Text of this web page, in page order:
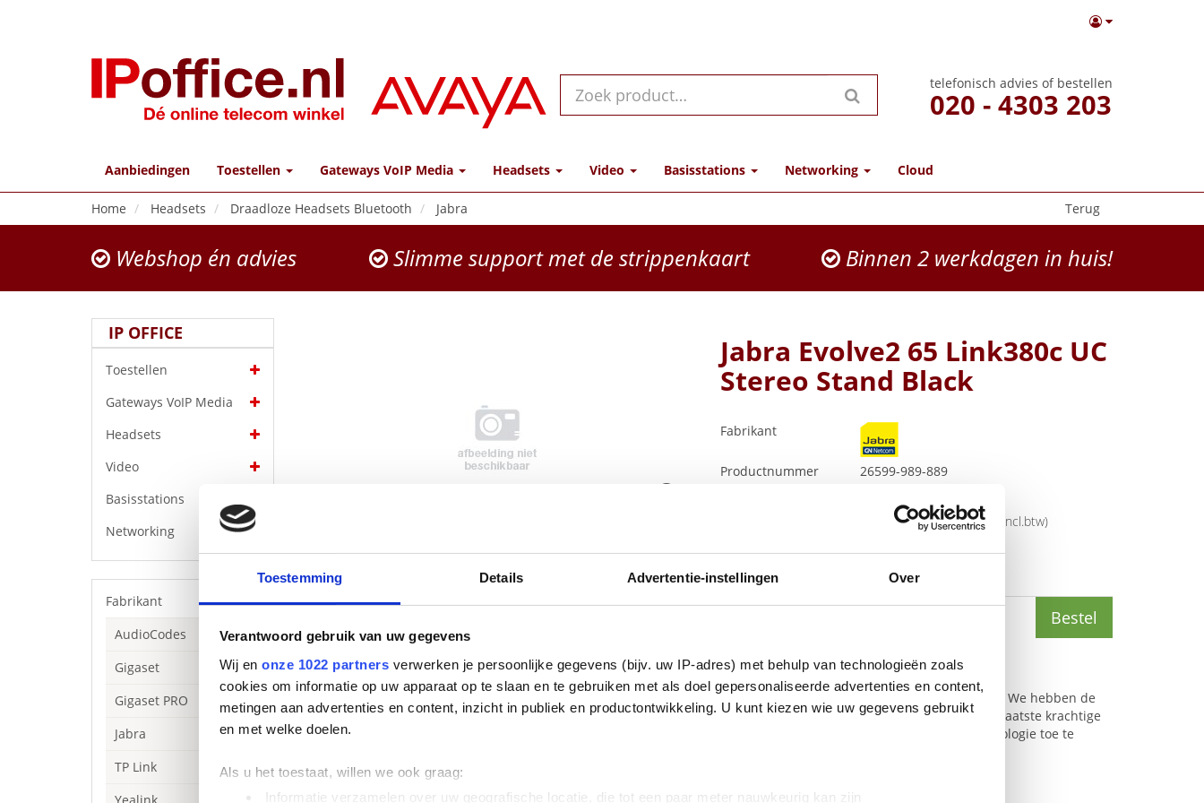
Toestemming Details Advertentie-instellingen Over
Verantwoord gebruik van uw gegevens
Wij en onze 1022 partners verwerken je persoonlijke gegevens (bijv. uw IP-adres) met behulp van technologieën zoals
cookies om informatie op uw apparaat op te slaan en te gebruiken met als doel gepersonaliseerde advertenties en content,
metingen aan advertenties en content, inzicht in publiek en productontwikkeling. U kunt kiezen wie uw gegevens gebruikt
en met welke doelen.
Als u het toestaat, willen we ook graag:
Informatie verzamelen over uw geografische locatie, die tot een paar meter nauwkeurig kan zijn
telefonisch advies of bestellen
020 - 4303 203
Aanbiedingen Toestellen Gateways VoIP Media Headsets Video Basisstations Networking Cloud
Terug
Home Headsets Draadloze Headsets Bluetooth Jabra
Webshop én advies Slimme support met de strippenkaart Binnen 2 werkdagen in huis!
IP OFFICE
Toestellen
Gateways VoIP Media
Headsets
Video
Basisstations
Networking
Fabrikant
AudioCodes
Gigaset
Gigaset PRO
Jabra
TP Link
Jabra Evolve2 65 Link380c UC
Stereo Stand Black
Fabrikant
Productnummer
26599-989-889
301,00 (€ 364,21 incl.btw)
€ 170 incl.btw
Bestel
Beschrijving
Uitstekende resultaten vereisen uitstekende gespreksprestaties en naadloze, professionele audio maakt het verschil. We hebben de
ongelooflijke gespreksprestaties van onze toonaangevende Evolve-serie nog beter gemaakt door drie strategisch geplaatste krachtige
professionele microfoons in te bouwen en onze geavanceerde digitale chipset en nieuwste signaalverwerkingstechnologie toe te
Specificaties